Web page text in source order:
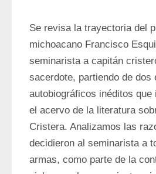
Se revisa la trayectoria del
michoacano Francisco
seminarista a capitán
sacerdote, partiendo de dos
autobiográficos inéditos que
el acervo de la literatura
Cristera. Analizamos las
decidieron al seminarista a
armas, como parte de la